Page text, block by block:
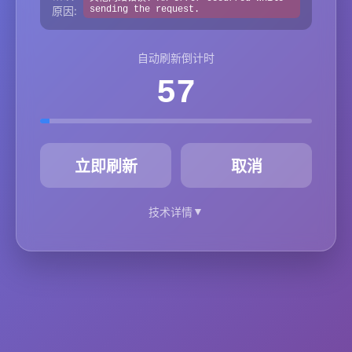
原因:
sending the request.
自动刷新倒计时
57
立即刷新 取消
技术详情▼